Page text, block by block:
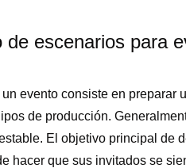
escenarios para
evento consiste en
de producción.
El objetivo principal de
hacer que sus invitados se